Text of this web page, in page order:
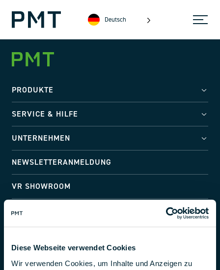
Diese Webseite verwendet Cookies
Wir verwenden Cookies, um Inhalte und Anzeigen zu
Deutsch
Germany
PRODUKTE
SERVICE & HILFE
UNTERNEHMEN
NEWSLETTERANMELDUNG
VR SHOWROOM